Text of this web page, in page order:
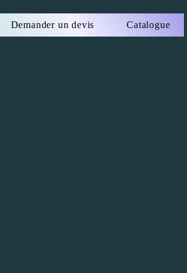
Demander un devis Catalogue